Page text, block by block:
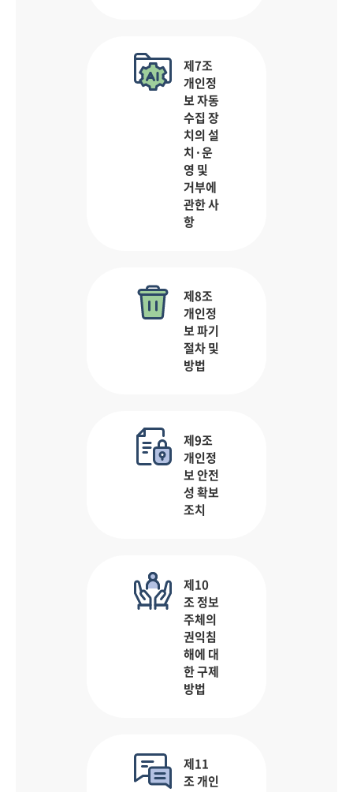
제7조
개인정
보 자동
수집 장
치의 설
치·운
영 및
거부에
관한 사
항
제8조
개인정
보 파기
절차 및
방법
제9조
개인정
보 안전
성 확보
조치
제10
조 정보
주체의
권익침
해에 대
한 구제
방법
제11
조 개인